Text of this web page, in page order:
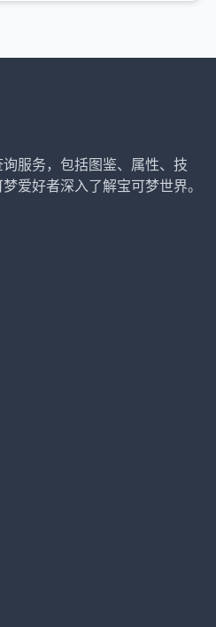
服务，包括图鉴、属性、技
爱好者深入了解宝可梦世界。